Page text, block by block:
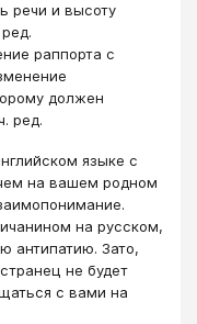
речи и высоту
раппорта с
должен
ред.
языке с
на вашем родном
на русском,
антипатию. Зато,
не будет
с вами на